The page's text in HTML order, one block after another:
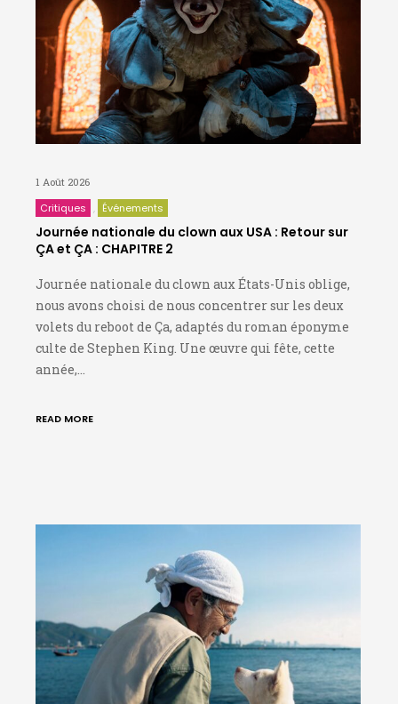
1 Août 2026
Critiques Événements
Journée nationale du clown aux USA : Retour sur
ÇA et ÇA : CHAPITRE 2
Journée nationale du clown aux États-Unis oblige,
nous avons choisi de nous concentrer sur les deux
volets du reboot de Ça, adaptés du roman éponyme
culte de Stephen King. Une œuvre qui fête, cette
année,…
READ MORE